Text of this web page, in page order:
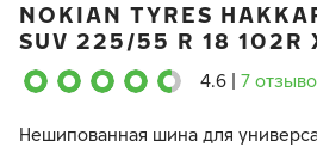
NOKIAN TYRES
SUV 225/55 R 18 102R
4.6 7
Нешипованная шина для